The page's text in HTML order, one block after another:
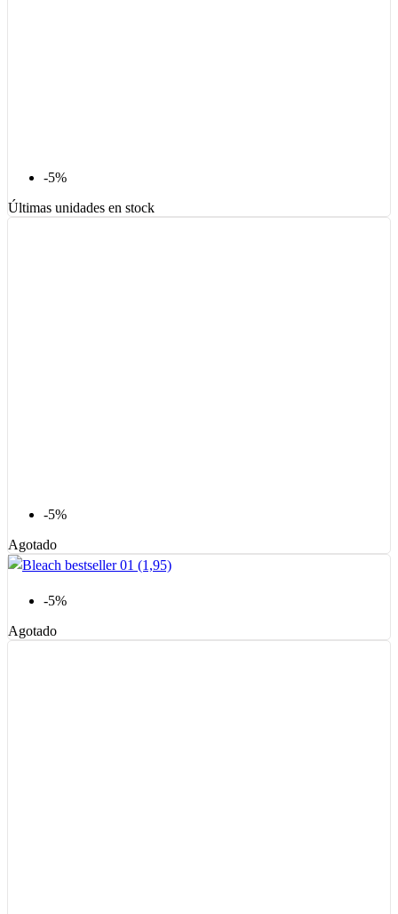
-5%
Últimas unidades en stock
-5%
Agotado
-5%
Agotado